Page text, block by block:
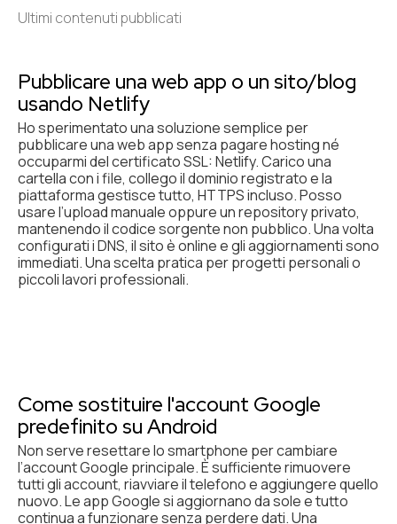
Ultimi contenuti pubblicati
Pubblicare una web app o un sito/blog
usando Netlify
Ho sperimentato una soluzione semplice per
pubblicare una web app senza pagare hosting né
occuparmi del certificato SSL: Netlify. Carico una
cartella con i file, collego il dominio registrato e la
piattaforma gestisce tutto, HTTPS incluso. Posso
usare l’upload manuale oppure un repository privato,
mantenendo il codice sorgente non pubblico. Una volta
configurati i DNS, il sito è online e gli aggiornamenti sono
immediati. Una scelta pratica per progetti personali o
piccoli lavori professionali.
Come sostituire l'account Google
predefinito su Android
Non serve resettare lo smartphone per cambiare
l’account Google principale. È sufficiente rimuovere
tutti gli account, riavviare il telefono e aggiungere quello
nuovo. Le app Google si aggiornano da sole e tutto
continua a funzionare senza perdere dati. Una